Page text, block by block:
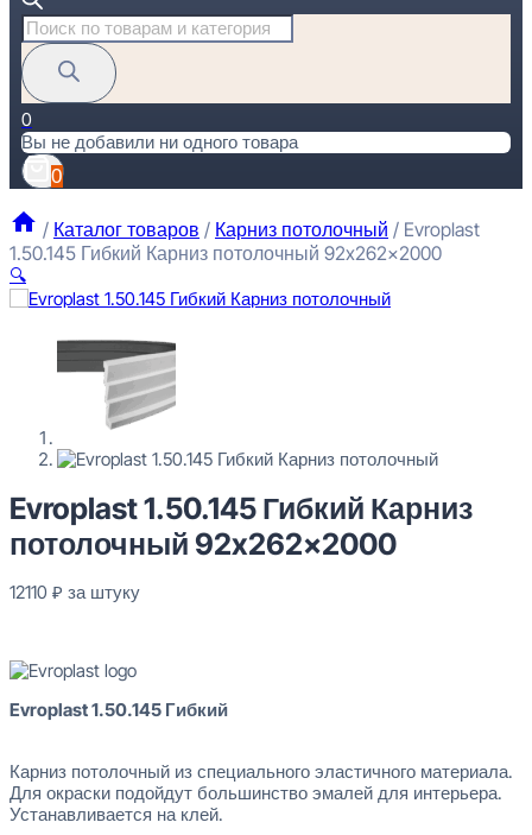
Поиск
товаров
0
Вы не добавили ни одного товара
0
/ Каталог товаров / Карниз потолочный / Evroplast
1.50.145 Гибкий Карниз потолочный 92x262x2000
🔍
Evroplast 1.50.145 Гибкий Карниз потолочный 92x262x2000
за штуку
Перейти в избранное Закрыть
Evroplast 1.50.145 Гибкий Карниз
потолочный 92x262x2000
12110 ₽ за штуку
Evroplast 1.50.145 Гибкий
Карниз потолочный из специального эластичного материала.
Для окраски подойдут большинство эмалей для интерьера.
Устанавливается на клей.